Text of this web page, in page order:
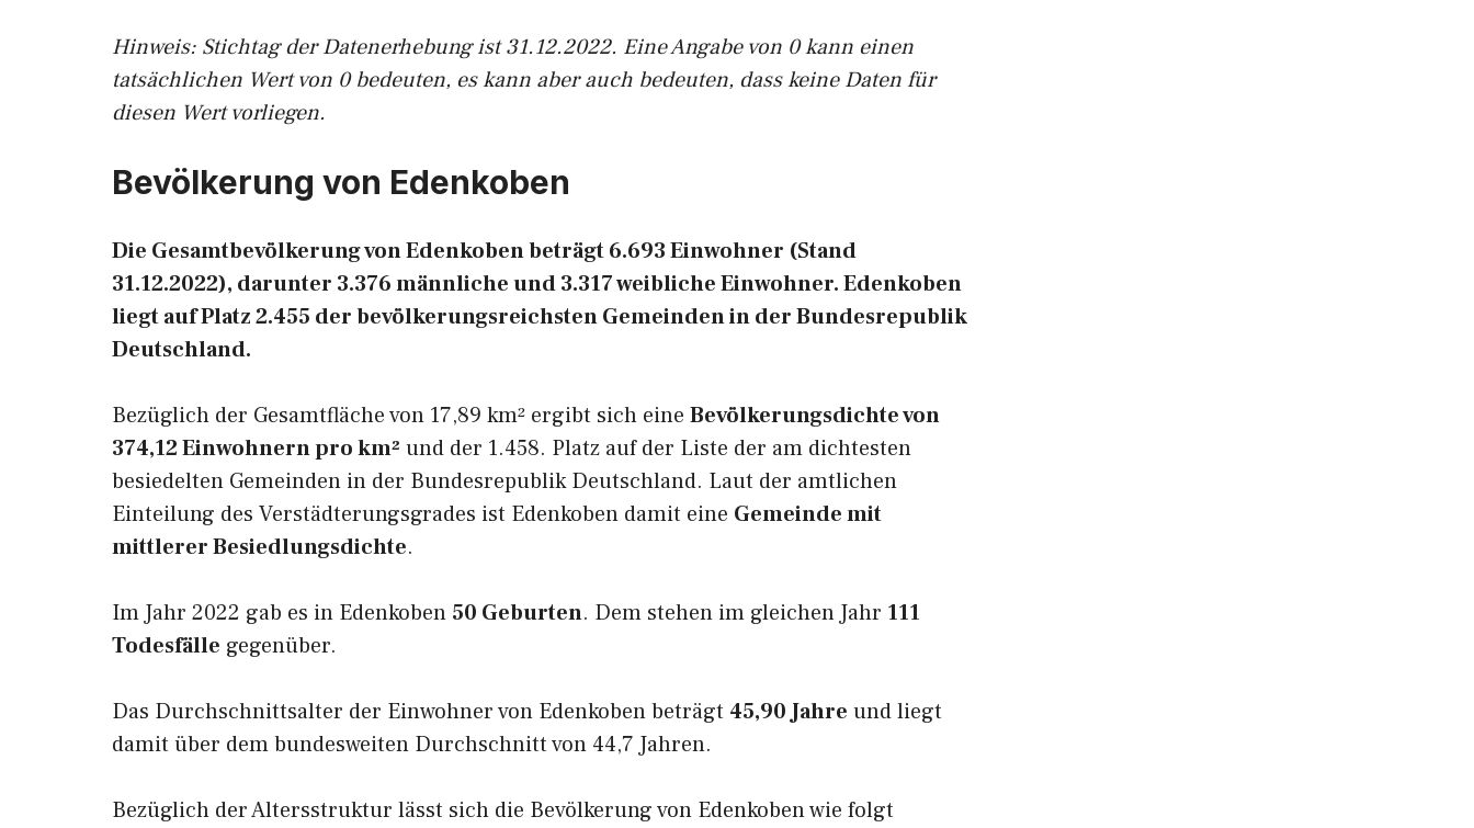
Hinweis: Stichtag der Datenerhebung ist 31.12.2022. Eine Angabe von 0 kann einen
tatsächlichen Wert von 0 bedeuten, es kann aber auch bedeuten, dass keine Daten für
diesen Wert vorliegen.
Bevölkerung von Edenkoben
Die Gesamtbevölkerung von Edenkoben beträgt 6.693 Einwohner (Stand
31.12.2022), darunter 3.376 männliche und 3.317 weibliche Einwohner. Edenkoben
liegt auf Platz 2.455 der bevölkerungsreichsten Gemeinden in der Bundesrepublik
Deutschland.
Bezüglich der Gesamtfläche von 17,89 km² ergibt sich eine Bevölkerungsdichte von
374,12 Einwohnern pro km² und der 1.458. Platz auf der Liste der am dichtesten
besiedelten Gemeinden in der Bundesrepublik Deutschland. Laut der amtlichen
Einteilung des Verstädterungsgrades ist Edenkoben damit eine Gemeinde mit
mittlerer Besiedlungsdichte.
Im Jahr 2022 gab es in Edenkoben 50 Geburten. Dem stehen im gleichen Jahr 111
Todesfälle gegenüber.
Das Durchschnittsalter der Einwohner von Edenkoben beträgt 45,90 Jahre und liegt
damit über dem bundesweiten Durchschnitt von 44,7 Jahren.
Bezüglich der Altersstruktur lässt sich die Bevölkerung von Edenkoben wie folgt